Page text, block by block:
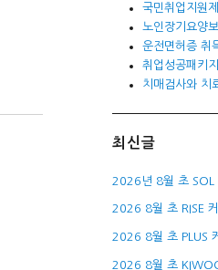
국민취업지원
노인장기요양
운전면허증 취
취업성공패키지
치매검사와 치
최신글
2026년 8월 초 SOL
2026 8월 초 RISE
2026 8월 초 PLUS
2026 8월 초